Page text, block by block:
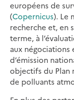
européens de
(Copernicus). Le
recherche et, en
terme, à
aux négociations
d’émission
objectifs du Plan
de polluants